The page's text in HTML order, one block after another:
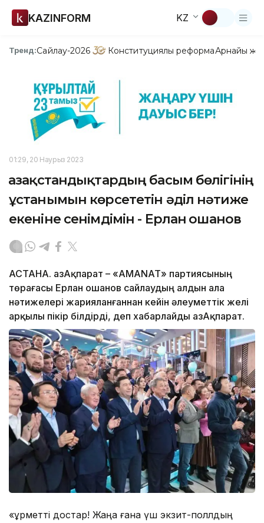
KAZINFORM KZ
Тренд:Сайлау-2026 Конституциялық реформаАрнайы
01:29, 20 Наурыз 2023
Қазақстандықтардың басым бөлігінің
ұстанымын көрсететін әділ нәтиже
екеніне сенімдімін - Ерлан Қошанов
АСТАНА. ҚазАқпарат – «АМАNАТ» партиясының
төрағасы Ерлан Қошанов сайлаудың алдын ала
нәтижелері жарияланғаннан кейін әлеуметтік желі
арқылы пікір білдірді, деп хабарлайды ҚазАқпарат.
«Құрметті достар! Жаңа ғана үш экзит-поллдың